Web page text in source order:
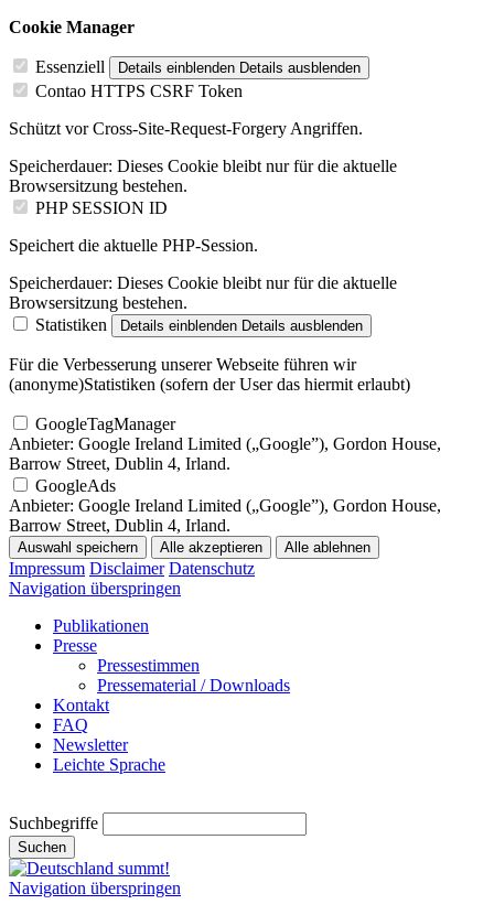
Cookie Manager
Essenziell Details einblenden Details ausblenden
Contao HTTPS CSRF Token
Schützt vor Cross-Site-Request-Forgery Angriffen.
Speicherdauer: Dieses Cookie bleibt nur für die aktuelle
Browsersitzung bestehen.
PHP SESSION ID
Speichert die aktuelle PHP-Session.
Speicherdauer: Dieses Cookie bleibt nur für die aktuelle
Browsersitzung bestehen.
Statistiken
Details einblenden Details ausblenden
Für die Verbesserung unserer Webseite führen wir
(anonyme)Statistiken (sofern der User das hiermit erlaubt)
GoogleTagManager
Anbieter: Google Ireland Limited („Google”), Gordon House,
Barrow Street, Dublin 4, Irland.
GoogleAds
Anbieter: Google Ireland Limited („Google”), Gordon House,
Barrow Street, Dublin 4, Irland.
Auswahl speichern Alle akzeptieren Alle ablehnen
Impressum Disclaimer Datenschutz
Navigation überspringen
Publikationen
Presse
Pressestimmen
Pressematerial / Downloads
Kontakt
FAQ
Newsletter
Leichte Sprache
Suchbegriffe
Suchen
Navigation überspringen